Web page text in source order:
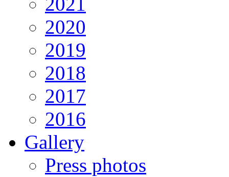
2020
2019
2018
2017
2016
Gallery
Press photos